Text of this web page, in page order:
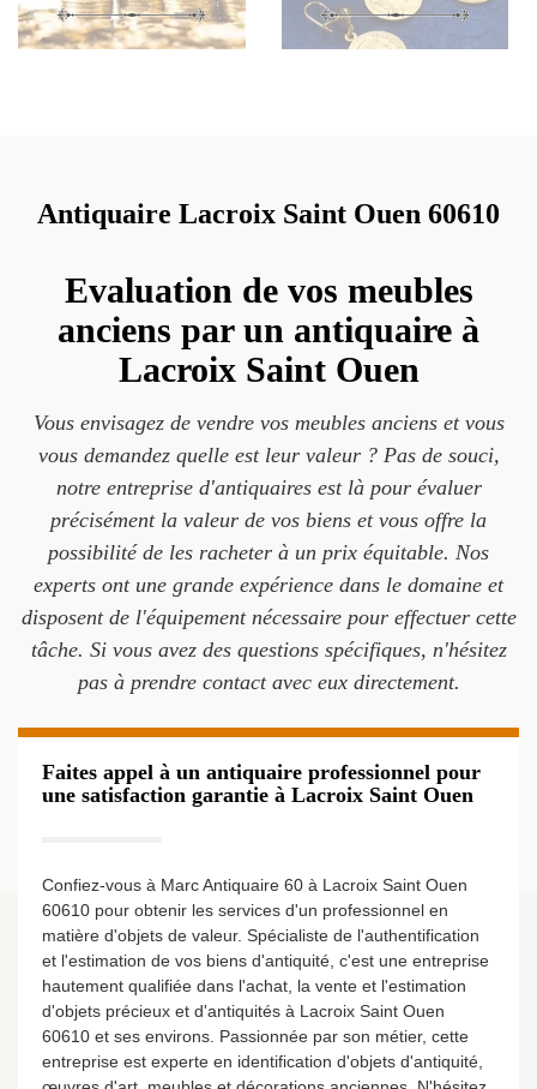
Antiquaire Lacroix Saint Ouen 60610
Evaluation de vos meubles
anciens par un antiquaire à
Lacroix Saint Ouen
Vous envisagez de vendre vos meubles anciens et vous
vous demandez quelle est leur valeur ? Pas de souci,
notre entreprise d'antiquaires est là pour évaluer
précisément la valeur de vos biens et vous offre la
possibilité de les racheter à un prix équitable. Nos
experts ont une grande expérience dans le domaine et
disposent de l'équipement nécessaire pour effectuer cette
tâche. Si vous avez des questions spécifiques, n'hésitez
pas à prendre contact avec eux directement.
Faites appel à un antiquaire professionnel pour
une satisfaction garantie à Lacroix Saint Ouen
Confiez-vous à Marc Antiquaire 60 à Lacroix Saint Ouen
60610 pour obtenir les services d'un professionnel en
matière d'objets de valeur. Spécialiste de l'authentification
et l'estimation de vos biens d'antiquité, c'est une entreprise
hautement qualifiée dans l'achat, la vente et l'estimation
d'objets précieux et d'antiquités à Lacroix Saint Ouen
60610 et ses environs. Passionnée par son métier, cette
entreprise est experte en identification d'objets d'antiquité,